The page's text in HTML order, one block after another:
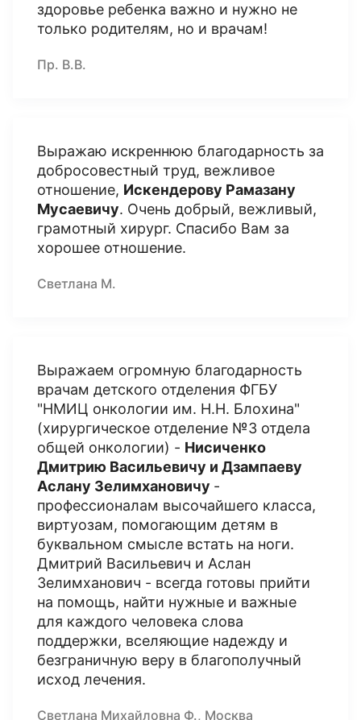
здоровье ребенка важно и нужно не
только родителям, но и врачам!
Пр. В.В.
Выражаю искреннюю благодарность за
добросовестный труд, вежливое
отношение, Искендерову Рамазану
Мусаевичу. Очень добрый, вежливый,
грамотный хирург. Спасибо Вам за
хорошее отношение.
Светлана М.
Выражаем огромную благодарность
врачам детского отделения ФГБУ
"НМИЦ онкологии им. Н.Н. Блохина"
(хирургическое отделение №3 отдела
общей онкологии) - Нисиченко
Дмитрию Васильевичу и Дзампаеву
Аслану Зелимхановичу -
профессионалам высочайшего класса,
виртуозам, помогающим детям в
буквальном смысле встать на ноги.
Дмитрий Васильевич и Аслан
Зелимханович - всегда готовы прийти
на помощь, найти нужные и важные
для каждого человека слова
поддержки, вселяющие надежду и
безграничную веру в благополучный
исход лечения.
Светлана Михайловна Ф., Москва